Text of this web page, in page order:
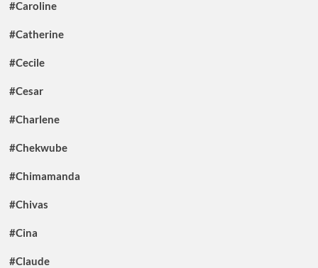
#Caroline
#Catherine
#Cecile
#Cesar
#Charlene
#Chekwube
#Chimamanda
#Chivas
#Cina
#Claude